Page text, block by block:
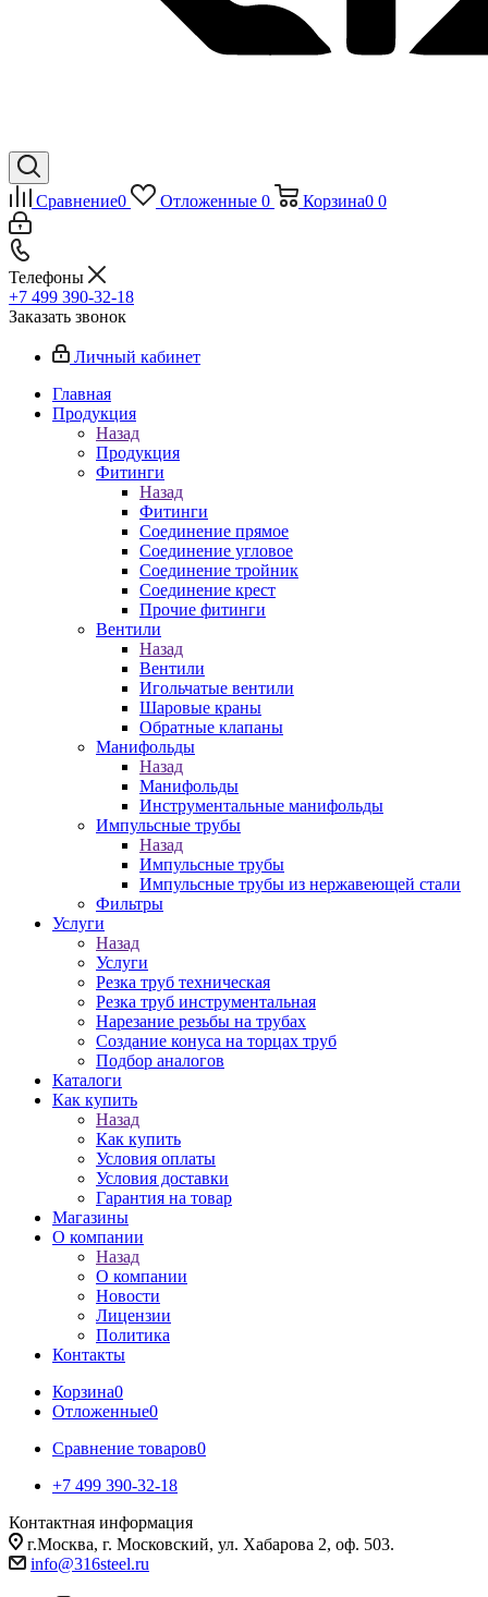
Сравнение0 Отложенные 0 Корзина0 0
Телефоны
+7 499 390-32-18
Заказать звонок
Личный кабинет
Главная
Продукция
Назад
Продукция
Фитинги
Назад
Фитинги
Соединение прямое
Соединение угловое
Соединение тройник
Соединение крест
Прочие фитинги
Вентили
Назад
Вентили
Игольчатые вентили
Шаровые краны
Обратные клапаны
Манифольды
Назад
Манифольды
Инструментальные манифольды
Импульсные трубы
Назад
Импульсные трубы
Импульсные трубы из нержавеющей стали
Фильтры
Услуги
Назад
Услуги
Резка труб техническая
Резка труб инструментальная
Нарезание резьбы на трубах
Создание конуса на торцах труб
Подбор аналогов
Каталоги
Как купить
Назад
Как купить
Условия оплаты
Условия доставки
Гарантия на товар
Магазины
О компании
Назад
О компании
Новости
Лицензии
Политика
Контакты
Корзина0
Отложенные0
Сравнение товаров0
+7 499 390-32-18
Контактная информация
г.Москва, г. Московский, ул. Хабарова 2, оф. 503.
info@316steel.ru